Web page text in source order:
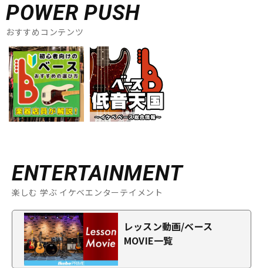
POWER PUSH
おすすめコンテンツ
ENTERTAINMENT
楽しむ 学ぶ イケベエンターテイメント
レッスン動画/ベース
MOVIE一覧